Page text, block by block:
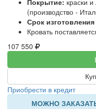
Покрытие: краски
(производство -
Срок
Кровать
107 550
Приобрести в кредит
МОЖНО